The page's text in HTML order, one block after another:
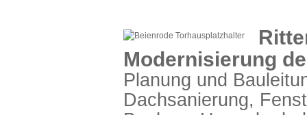
Modernisierung
Planung und
Dachsanierung,